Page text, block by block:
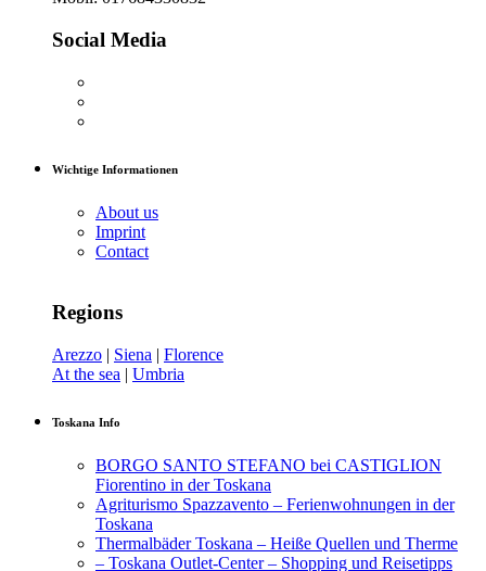
Social Media
Wichtige Informationen
About us
Imprint
Contact
Regions
Arezzo | Siena | Florence
At the sea | Umbria
Toskana Info
BORGO SANTO STEFANO bei CASTIGLION
Fiorentino in der Toskana
Agriturismo Spazzavento – Ferienwohnungen in der
Toskana
Thermalbäder Toskana – Heiße Quellen und Therme
– Toskana Outlet-Center – Shopping und Reisetipps